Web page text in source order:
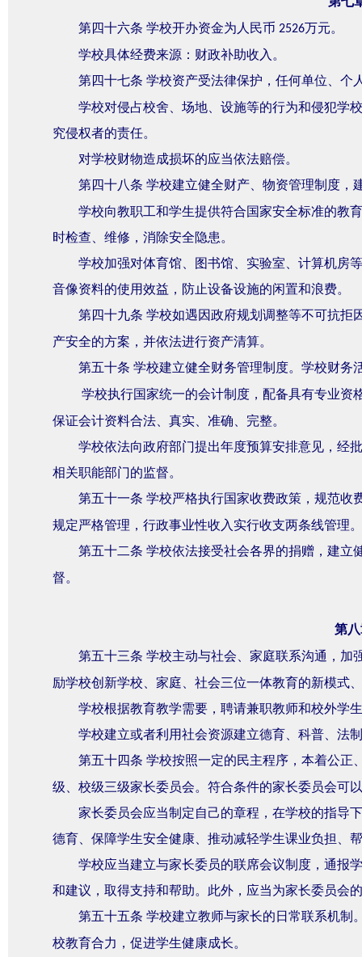
第四十六条 学校开办资金为人民币 2526万元。
学校具体经费来源：财政补助收入。
第四十七条 学校资产受法律保护，任何单位、个
学校对侵占校舍、场地、设施等的行为和侵犯学
究侵权者的责任。
对学校财物造成损坏的应当依法赔偿。
第四十八条 学校建立健全财产、物资管理制度，
学校向教职工和学生提供符合国家安全标准的教
时检查、维修，消除安全隐患。
学校加强对体育馆、图书馆、实验室、计算机房
音像资料的使用效益，防止设备设施的闲置和浪费。
第四十九条 学校如遇因政府规划调整等不可抗拒
产安全的方案，并依法进行资产清算。
第五十条 学校建立健全财务管理制度。学校财务
学校执行国家统一的会计制度，配备具有专业资
保证会计资料合法、真实、准确、完整。
学校依法向政府部门提出年度预算安排意见，经
相关职能部门的监督。
第五十一条 学校严格执行国家收费政策，规范收
规定严格管理，行政事业性收入实行收支两条线管理。
第五十二条 学校依法接受社会各界的捐赠，建立
督。
第
第五十三条 学校主动与社会、家庭联系沟通，加
励学校创新学校、家庭、社会三位一体教育的新模式
学校根据教育教学需要，聘请兼职教师和校外学
学校建立或者利用社会资源建立德育、科普、法
第五十四条 学校按照一定的民主程序，本着公正
级、校级三级家长委员会。符合条件的家长委员会可
家长委员会应当制定自己的章程，在学校的指导
德育、保障学生安全健康、推动减轻学生课业负担、
学校应当建立与家长委员的联席会议制度，通报
和建议，取得支持和帮助。此外，应当为家长委员会
第五十五条 学校建立教师与家长的日常联系机制
校教育合力，促进学生健康成长。